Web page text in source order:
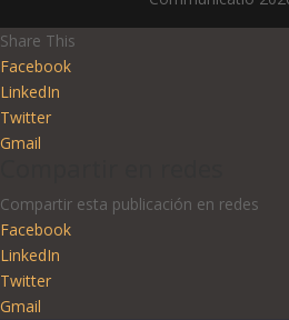
Share This
Facebook
LinkedIn
Twitter
Gmail
Compartir esta publicación en redes
Facebook
LinkedIn
Twitter
Gmail